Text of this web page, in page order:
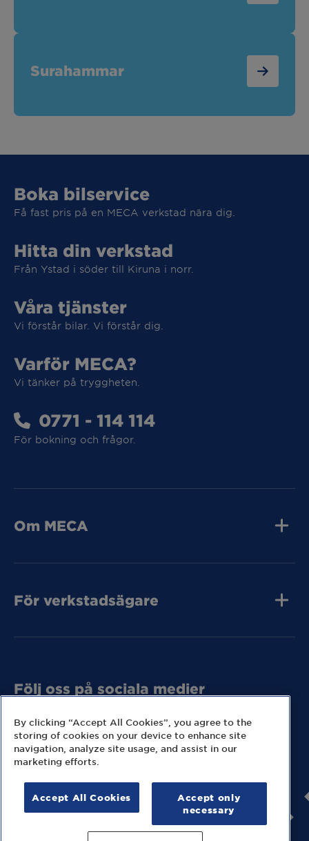
Vi tar hand om din elbil
MECA Fleet
MECA Fleet
Tunga Fordon
Surahammar
Boka bilservice
Få fast pris på en MECA verkstad nära dig.
Hitta din verkstad
Från Ystad i söder till Kiruna i norr.
Våra tjänster
Vi förstår bilar. Vi förstår dig.
Varför MECA?
Vi tänker på tryggheten.
0771 - 114 114
För bokning och frågor.
Om MECA
För verkstadsägare
Följ oss på sociala medier
© 2026 MECA Sweden AB
By clicking “Accept All Cookies”, you agree to the
storing of cookies on your device to enhance site
navigation, analyze site usage, and assist in our
marketing efforts.
Accept All Cookies
Accept only
necessary